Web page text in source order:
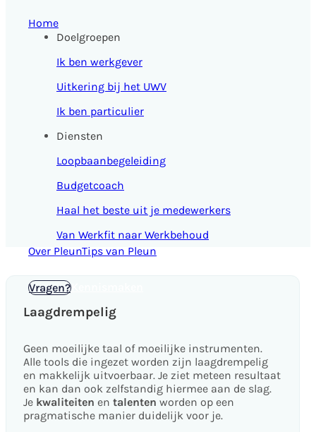
Home
Doelgroepen
Ik ben werkgever
Uitkering bij het UWV
Ik ben particulier
Diensten
Loopbaanbegeleiding
Budgetcoach
Haal het beste uit je medewerkers
Van Werkfit naar Werkbehoud
Over PleunTips van Pleun
Vragen?
Laagdrempelig
Geen moeilijke taal of moeilijke instrumenten.
Alle tools die ingezet worden zijn laagdrempelig
en makkelijk uitvoerbaar. Je ziet meteen resultaat
en kan dan ook zelfstandig hiermee aan de slag.
Je kwaliteiten en talenten worden op een
pragmatische manier duidelijk voor je.